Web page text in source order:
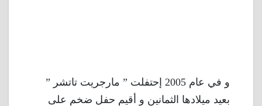
و في عام 2005 إحتفلت ” مارجريت تاتشر ”
بعيد ميلادها الثمانين و أقيم حفل ضخم على